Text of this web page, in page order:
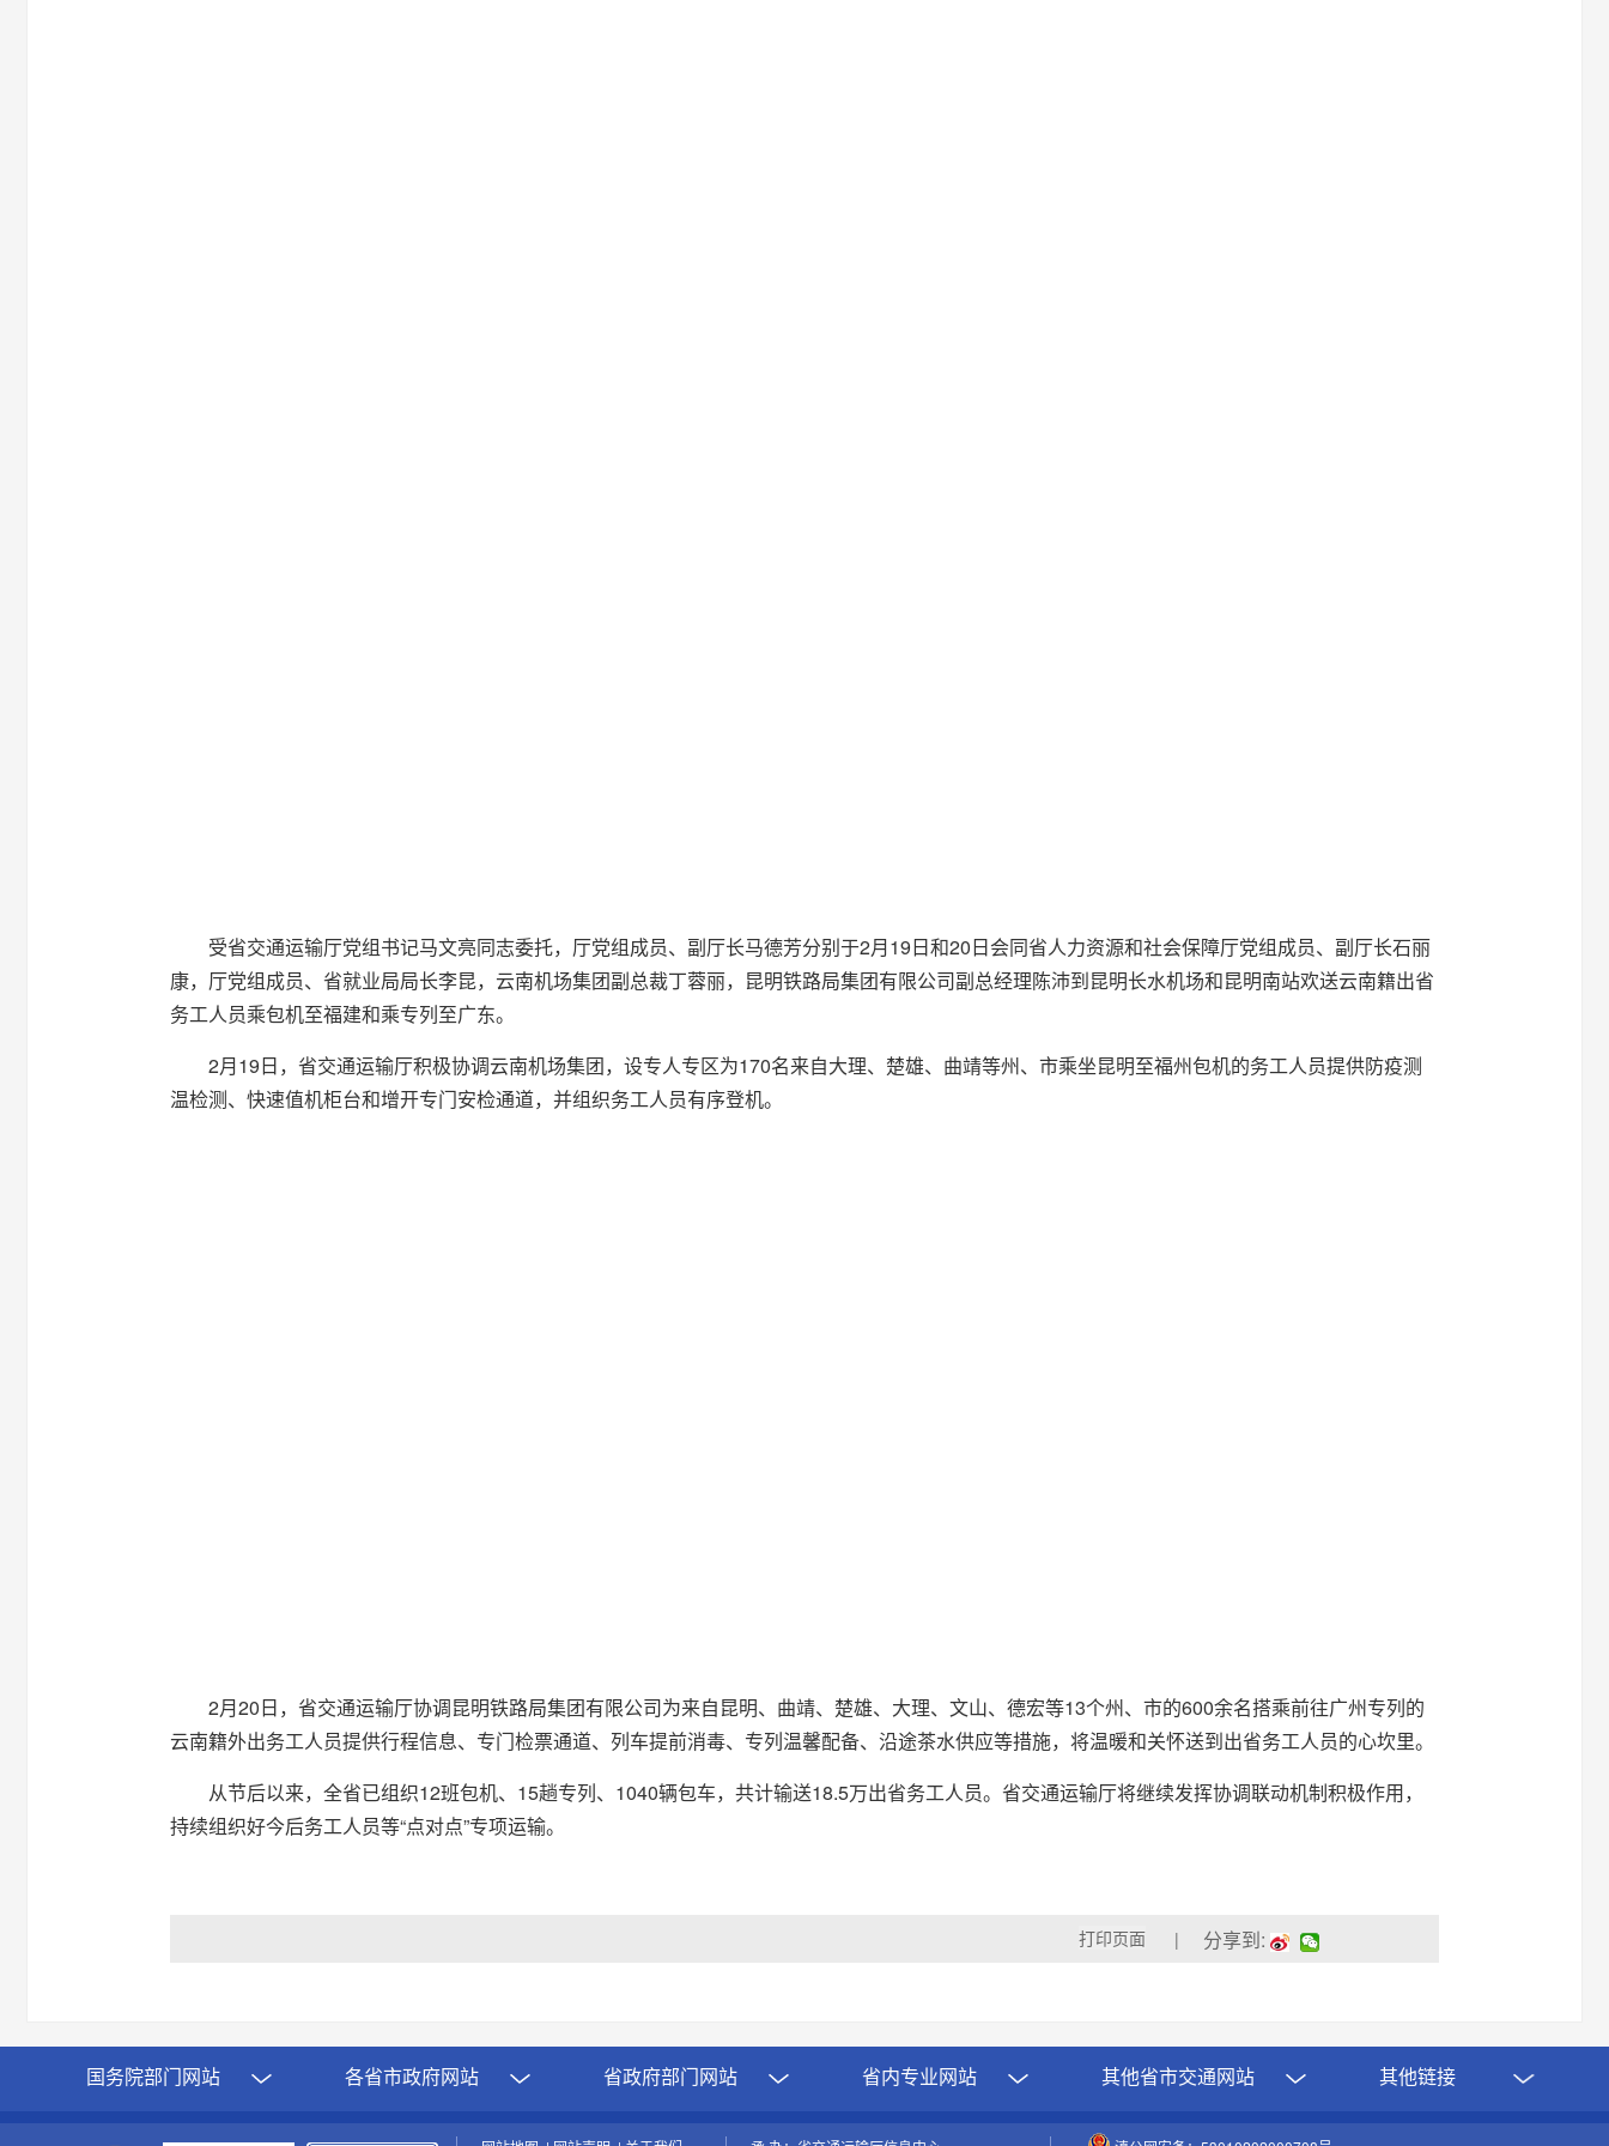
受省交通运输厅党组书记马文亮同志委托，厅党组成员、副厅长马德芳分别于2月19日和20日会同省人力资源和社会保障厅党组成员、副厅长石丽
康，厅党组成员、省就业局局长李昆，云南机场集团副总裁丁蓉丽，昆明铁路局集团有限公司副总经理陈沛到昆明长水机场和昆明南站欢送云南籍出省
务工人员乘包机至福建和乘专列至广东。
2月19日，省交通运输厅积极协调云南机场集团，设专人专区为170名来自大理、楚雄、曲靖等州、市乘坐昆明至福州包机的务工人员提供防疫测
温检测、快速值机柜台和增开专门安检通道，并组织务工人员有序登机。
2月20日，省交通运输厅协调昆明铁路局集团有限公司为来自昆明、曲靖、楚雄、大理、文山、德宏等13个州、市的600余名搭乘前往广州专列的
云南籍外出务工人员提供行程信息、专门检票通道、列车提前消毒、专列温馨配备、沿途茶水供应等措施，将温暖和关怀送到出省务工人员的心坎里。
从节后以来，全省已组织12班包机、15趟专列、1040辆包车，共计输送18.5万出省务工人员。省交通运输厅将继续发挥协调联动机制积极作用，
持续组织好今后务工人员等“点对点”专项运输。
| 分享到:
国务院部门网站 各省市政府网站 省政府部门网站 省内专业网站 其他省市交通网站 其他链接